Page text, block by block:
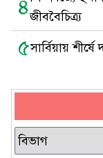
৪জীববৈচিত্র্য
৫সার্বিয়ায়